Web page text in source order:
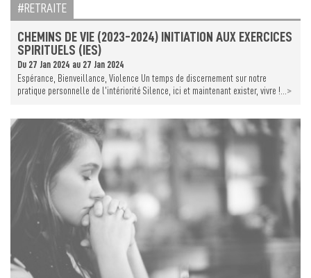
RETRAITE
CHEMINS DE VIE (2023-2024) INITIATION AUX EXERCICES
SPIRITUELS (IES)
Du 27 Jan 2024 au 27 Jan 2024
Espérance, Bienveillance, Violence Un temps de discernement sur notre
pratique personnelle de l’intériorité Silence, ici et maintenant exister, vivre !... >